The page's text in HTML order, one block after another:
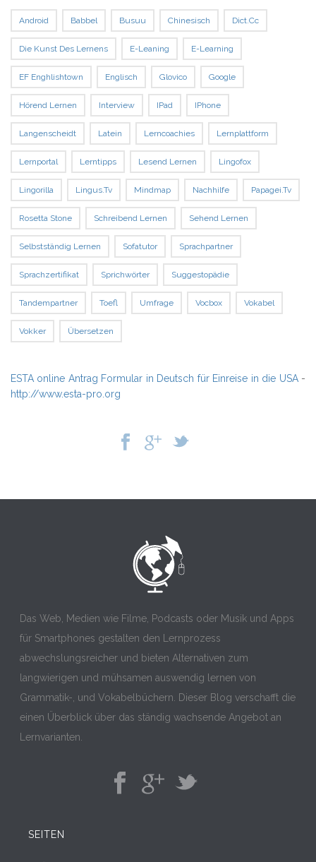
Android Babbel Busuu Chinesisch Dict.cc
Die Kunst Des Lernens E-Leaning E-Learning
EF Enghlishtown Englisch Glovico Google
Hörend Lernen Interview IPad IPhone
Langenscheidt Latein Lerncoachies Lernplattform
Lernportal Lerntipps Lesend Lernen Lingofox
Lingorilla Lingus.tv Mindmap Nachhilfe Papagei.tv
Rosetta Stone Schreibend Lernen Sehend Lernen
Selbstständig Lernen Sofatutor Sprachpartner
Sprachzertifikat Sprichwörter Suggestopädie
Tandempartner Toefl Umfrage Vocbox Vokabel
Vokker Übersetzen
ESTA online Antrag Formular in Deutsch für Einreise in die USA-
http://www.esta-pro.org
Das Web, Medien wie Filme, Podcasts oder Musik und Apps
für Smartphones gestalten den Lernprozess
abwechslungsreicher und bieten Alternativen zum
langwierigen und mühsamen auswendig lernen von
Grammatik-, und Vokabelbüchern. Dieser Blog verschafft die
einen Überblick über das ständig wachsende Angebot an
Lernvarianten.
SEITEN